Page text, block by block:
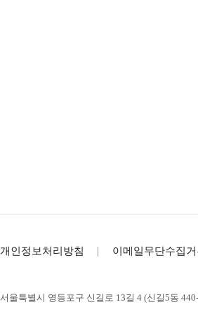
개인정보처리방침 이메일무단수집거
서울특별시 영등포구 신길로 13길 4 (신길5동